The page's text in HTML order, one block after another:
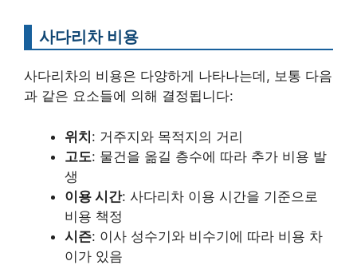
사다리차 비용
사다리차의 비용은 다양하게 나타나는데, 보통 다음
과 같은 요소들에 의해 결정됩니다:
위치: 거주지와 목적지의 거리
고도: 물건을 옮길 층수에 따라 추가 비용 발
생
이용 시간: 사다리차 이용 시간을 기준으로
비용 책정
시즌: 이사 성수기와 비수기에 따라 비용 차
이가 있음